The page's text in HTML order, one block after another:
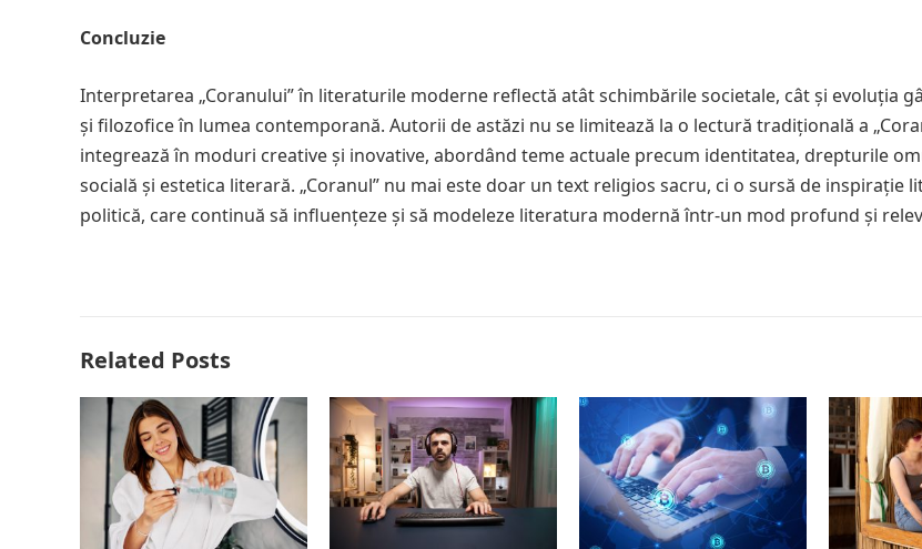
Concluzie
Interpretarea „Coranului” în literaturile moderne reflectă atât schimbările societale, cât și evoluția
și filozofice în lumea contemporană. Autorii de astăzi nu se limitează la o lectură tradițională a
integrează în moduri creative și inovative, abordând teme actuale precum identitatea, drepturile
socială și estetica literară. „Coranul” nu mai este doar un text religios sacru, ci o sursă de inspirație
politică, care continuă să influențeze și să modeleze literatura modernă într-un mod profund și
Related Posts